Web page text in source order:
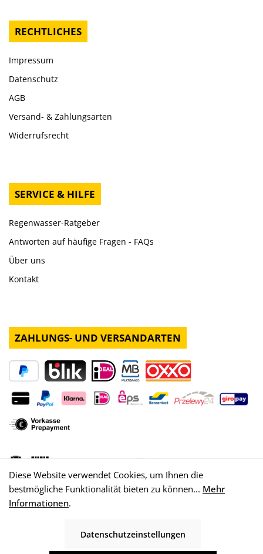
RECHTLICHES
Impressum
Datenschutz
AGB
Versand- & Zahlungsarten
Widerrufsrecht
SERVICE & HILFE
Regenwasser-Ratgeber
Antworten auf häufige Fragen - FAQs
Über uns
Kontakt
ZAHLUNGS- UND VERSANDARTEN
Diese Website verwendet Cookies, um Ihnen die
bestmögliche Funktionalität bieten zu können... Mehr
Informationen.
Datenschutzeinstellungen